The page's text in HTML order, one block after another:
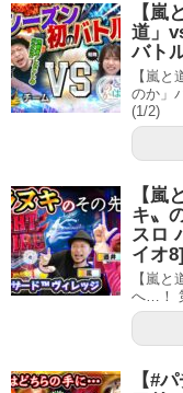
【嵐
道」
バト
【嵐
のか」
(1/2)
【嵐
キ〟
スロ
イオ8]
【嵐
へ…！
【#